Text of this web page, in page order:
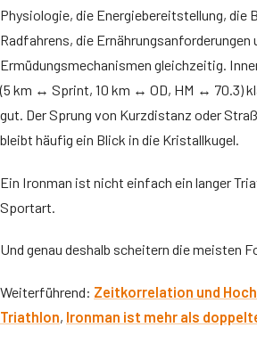
Physiologie, die Energiebereitstellung, die
Radfahrens, die Ernährungsanforderungen
Ermüdungsmechanismen gleichzeitig.
(5 km ↔ Sprint, 10 km ↔ OD, HM ↔ 70.3)
gut. Der Sprung von Kurzdistanz oder
bleibt häufig ein Blick in die Kristallkugel.
Ein Ironman ist nicht einfach ein langer
Sportart.
Und genau deshalb scheitern die meisten
Weiterführend: Zeitkorrelation und
Triathlon, Ironman ist mehr als